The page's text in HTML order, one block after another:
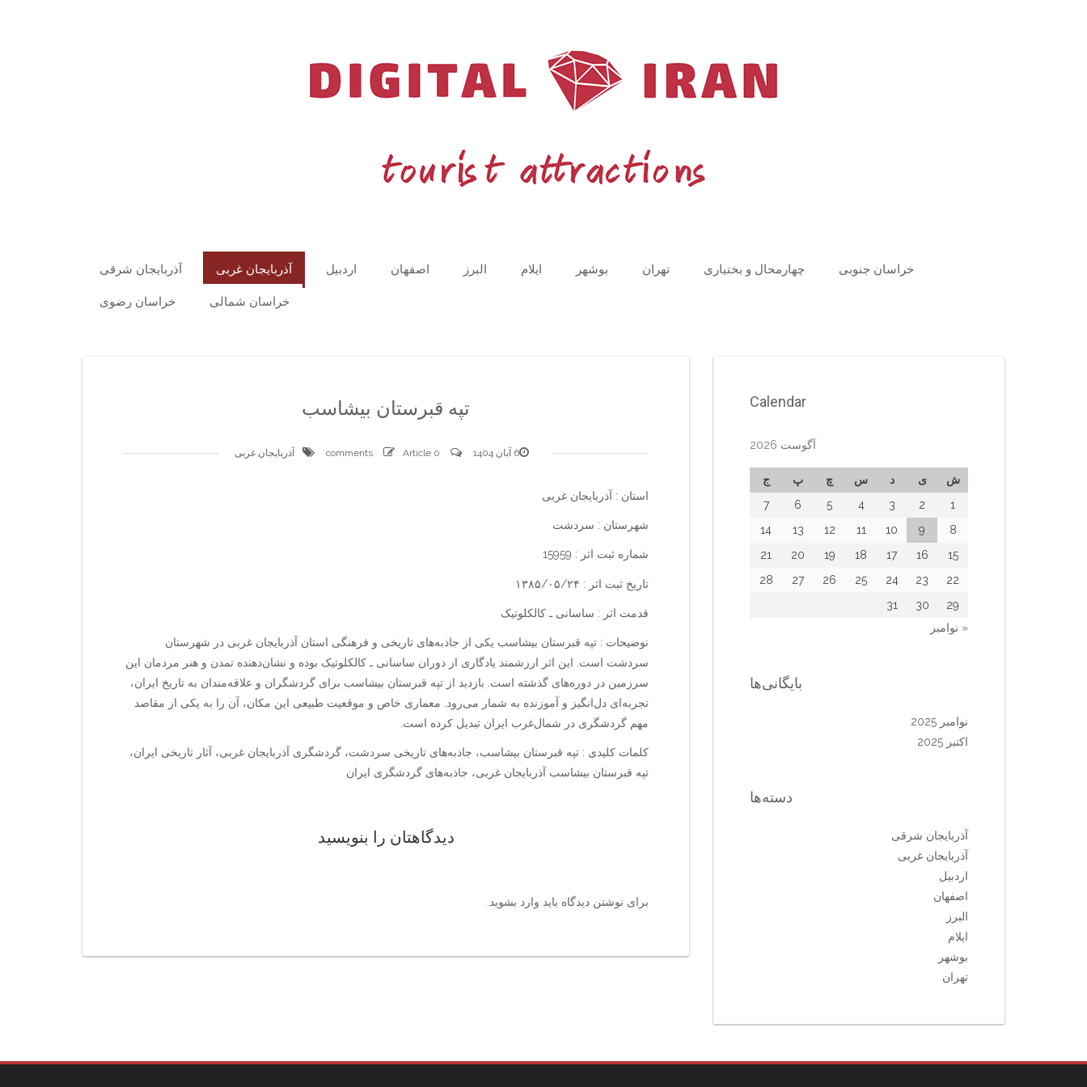
آذربایجان شرقی آذربایجان غربی اردبیل اصفهان البرز ایلام بوشهر تهران چهارمحال و بختیاری خراسان جنوبی
خراسان رضوی خراسان شمالی
تپه قبرستان بیشاسب
6 آبان 1404 0 comments
Article آذربایجان غربی
استان : آذربایجان غربی
شهرستان : سردشت
شماره ثبت اثر : 15959
تاریخ ثبت اثر : ۱۳۸۵/۰۵/۲۴
قدمت اثر : ساسانی ـ کالکلوتیک
نوضیحات : تپه قبرستان بیشاسب یکی از جاذبه‌های تاریخی و فرهنگی استان آذربایجان غربی در شهرستان
سردشت است. این اثر ارزشمند یادگاری از دوران ساسانی ـ کالکلوتیک بوده و نشان‌دهنده تمدن و هنر مردمان این
سرزمین در دوره‌های گذشته است. بازدید از تپه قبرستان بیشاسب برای گردشگران و علاقه‌مندان به تاریخ ایران،
تجربه‌ای دل‌انگیز و آموزنده به شمار می‌رود. معماری خاص و موقعیت طبیعی این مکان، آن را به یکی از مقاصد
مهم گردشگری در شمال‌غرب ایران تبدیل کرده است.
کلمات کلیدی : تپه قبرستان بیشاسب، جاذبه‌های تاریخی سردشت، گردشگری آذربایجان غربی، آثار تاریخی ایران،
تپه قبرستان بیشاسب آذربایجان غربی، جاذبه‌های گردشگری ایران
دیدگاهتان را بنویسید
برای نوشتن دیدگاه باید وارد بشوید
Calendar
آگوست 2026
ش ی د س چ پ
ج
1
2
3
4
5
6
7
8
9
10
11
12
13
14
15
16
17
18
19
20
21
22
23
24
25
26
27
28
29
30
31
« نوامبر
بایگانی‌ها
نوامبر 2025
اکتبر 2025
دسته‌ها
آذربایجان شرقی
آذربایجان غربی
اردبیل
اصفهان
البرز
ایلام
بوشهر
تهران